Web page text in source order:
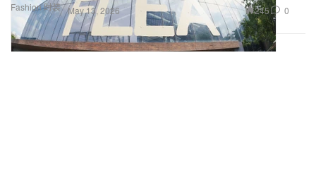
Fashion 时装 May 13, 2026 245 0